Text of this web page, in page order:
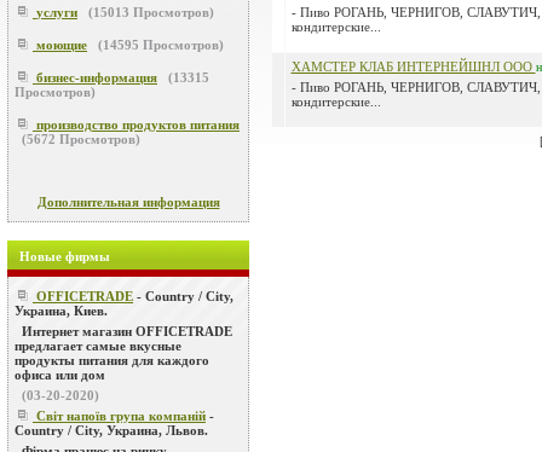
услуги (15013 Просмотров)
моющие (14595 Просмотров)
бизнес-информация (13315
Просмотров)
производство продуктов питания
(5672 Просмотров)
Дополнительная информация
Новые фирмы
OFFICETRADE - Country / City,
Украина, Киев.
Интернет магазин OFFICETRADE
предлагает самые вкусные
продукты питания для каждого
офиса или дом
(03-20-2020)
Світ напоїв група компаній -
Country / City, Украина, Львов.
- Пиво РОГАНЬ, ЧЕРНИГОВ, СЛАВУТИЧ,
кондитерские...
ХАМСТЕР КЛАБ ИНТЕРНЕЙШНЛ ООО
- Пиво РОГАНЬ, ЧЕРНИГОВ, СЛАВУТИЧ,
кондитерские...